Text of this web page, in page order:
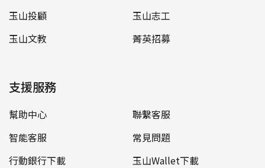
玉山投顧
玉山志工
玉山文教
菁英招募
支援服務
幫助中心
聯繫客服
智能客服
常見問題
行動銀行下載
玉山Wallet下載